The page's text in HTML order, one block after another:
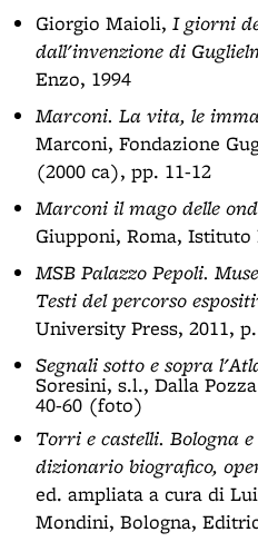
Giorgio Maioli, I giorni
dall'invenzione di
Enzo, 1994
Marconi. La vita, le
Marconi, Fondazione
(2000 ca), pp. 11-12
Marconi il mago delle
Giupponi, Roma, Istituto
MSB Palazzo Pepoli. M
Testi del percorso
University Press, 2011,
Segnali sotto e sopra
Soresini, s.l., Dalla
40-60 (foto)
Torri e castelli. Bologna
dizionario biografico,
ed. ampliata a cura di
Mondini, Bologna,